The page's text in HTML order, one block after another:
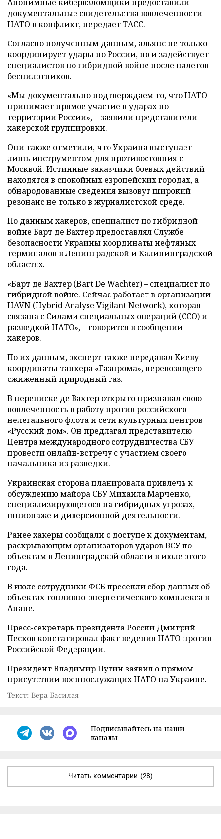
Анонимные кибервзломщики предоставили
документальные свидетельства вовлеченности
НАТО в конфликт, передаетТАСС.
Согласно полученным данным, альянс не только
координирует удары по России, но и задействует
специалистов по гибридной войне после налетов
беспилотников.
«Мы документально подтверждаем то, что НАТО
принимает прямое участие в ударах по
территории России», – заявили представители
хакерской группировки.
Они также отметили, что Украина выступает
лишь инструментом для противостояния с
Москвой. Истинные заказчики боевых действий
находятся в спокойных европейских городах, а
обнародованные сведения вызовут широкий
резонанс не только в журналистской среде.
По данным хакеров, специалист по гибридной
войне Барт де Вахтер предоставлял Службе
безопасности Украины координаты нефтяных
терминалов в Ленинградской и Калининградской
областях.
«Барт де Вахтер (Bart De Wachter) – специалист по
гибридной войне. Сейчас работает в организации
HAVN (Hybrid Analyse Vigilant Network), которая
связана с Силами специальных операций (ССО) и
разведкой НАТО», – говорится в сообщении
хакеров.
По их данным, эксперт также передавал Киеву
координаты танкера «Газпрома», перевозящего
сжиженный природный газ.
В переписке де Вахтер открыто признавал свою
вовлеченность в работу против российского
нелегального флота и сети культурных центров
«Русский дом». Он предлагал представителю
Центра международного сотрудничества СБУ
провести онлайн-встречу с участием своего
начальника из разведки.
Украинская сторона планировала привлечь к
обсуждению майора СБУ Михаила Марченко,
специализирующегося на гибридных угрозах,
шпионаже и диверсионной деятельности.
Ранее хакеры сообщали о доступе к документам,
раскрывающим организаторов ударов ВСУ по
объектам в Ленинградской области в июле этого
года.
В июле сотрудники ФСБ пресекли сбор данных об
объектах топливно-энергетического комплекса в
Анапе.
Пресс-секретарь президента России Дмитрий
Песков констатировал факт ведения НАТО против
Российской Федерации.
Президент Владимир Путин заявил о прямом
присутствии военнослужащих НАТО на Украине.
Текст: Вера Басилая
Подписывайтесь на наши
каналы
Читать комментарии (28)